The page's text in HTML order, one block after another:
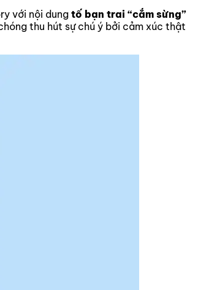
với nội dung tố bạn trai “cắm sừng”
thu hút sự chú ý bởi cảm xúc thật